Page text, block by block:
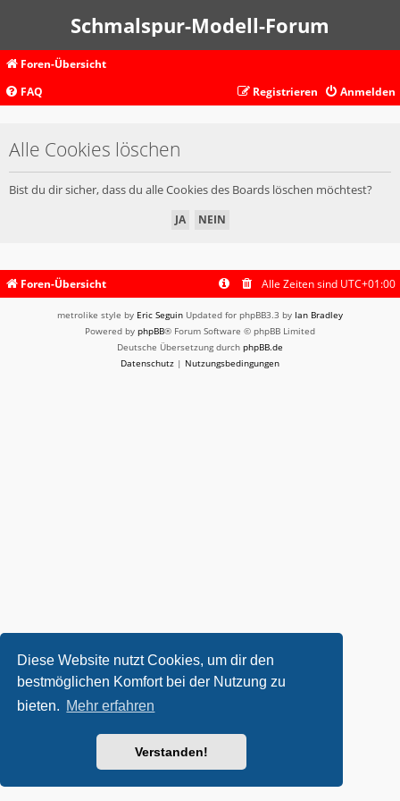
Diese Website nutzt Cookies, um dir den
bestmöglichen Komfort bei der Nutzung zu
bieten. Mehr erfahren
Verstanden!
Schmalspur-Modell-Forum
Foren-Übersicht
FAQ
Anmelden
Registrieren
Alle Cookies löschen
Bist du dir sicher, dass du alle Cookies des Boards löschen möchtest?
Foren-Übersicht Alle Zeiten sind UTC+01:00
metrolike style by Eric Seguin Updated for phpBB3.3 by Ian Bradley
Powered by phpBB® Forum Software © phpBB Limited
Deutsche Übersetzung durch phpBB.de
Datenschutz | Nutzungsbedingungen